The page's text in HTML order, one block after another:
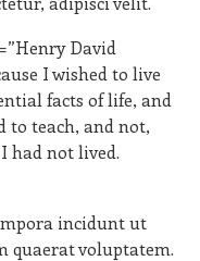
David
I wished to live
facts of life, and
to teach, and not,
had not lived.
incidunt ut
quaerat voluptatem.